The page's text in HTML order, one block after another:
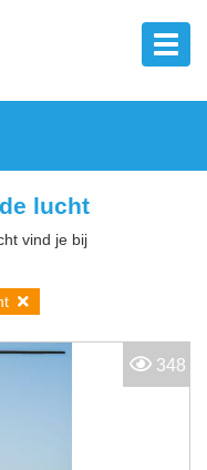
lucht
vind je bij
348